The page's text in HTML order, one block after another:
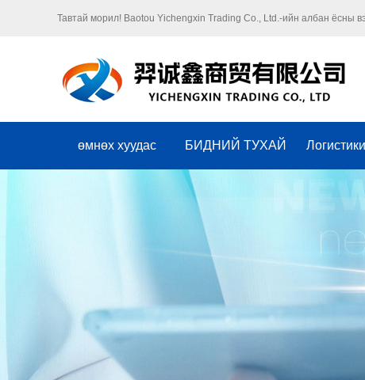
Тавтай морил! Baotou Yichengxin Trading Co., Ltd.-ийн албан ёсны
өмнөх хуудас БИДНИЙ ТУХАЙ
компанийн соёл
Байгууллага